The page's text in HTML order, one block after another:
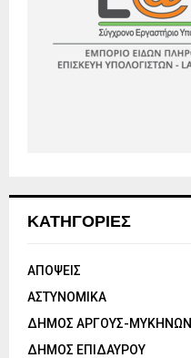
ΚΑΤΗΓΟΡΙΕΣ
ΑΠΟΨΕΙΣ
ΑΣΤΥΝΟΜΙΚΑ
ΔΗΜΟΣ ΑΡΓΟΥΣ-ΜΥΚΗΝΩΝ
ΔΗΜΟΣ ΕΠΙΔΑΥΡΟΥ